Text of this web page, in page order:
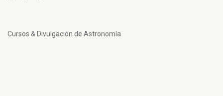
Cursos & Divulgación de Astronomía